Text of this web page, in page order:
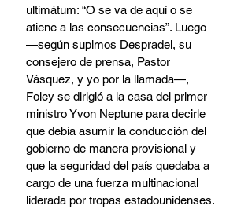
ultimátum: “O se va de aquí o se
atiene a las consecuencias”. Luego
—según supimos Despradel, su
consejero de prensa, Pastor
Vásquez, y yo por la llamada—,
Foley se dirigió a la casa del primer
ministro Yvon Neptune para decirle
que debía asumir la conducción del
gobierno de manera provisional y
que la seguridad del país quedaba a
cargo de una fuerza multinacional
liderada por tropas estadounidenses.